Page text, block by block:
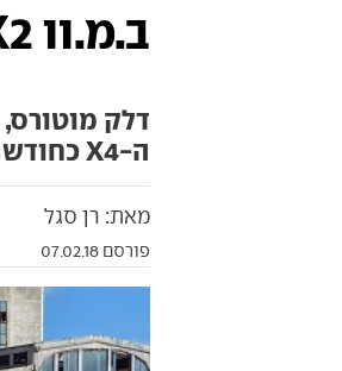
ב.מ.וו X2 בישראל: מ-259,900 שקל
דלק
ה-X4 כחודש לפני תחילת המכירה הרשמית בעולם
מאת: רן סגל
פורסם 07.02.18